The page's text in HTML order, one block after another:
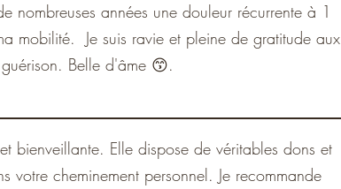
nombreuses années une douleur récurrente à 1
mobilité. Je suis ravie et pleine de gratitude aux
Belle d'âme 😙.
bienveillante. Elle dispose de véritables dons et
cheminement personnel. Je recommande